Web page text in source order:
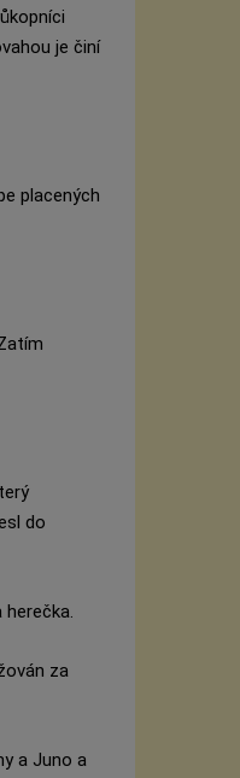
je činí
placených
do
za
a Juno a